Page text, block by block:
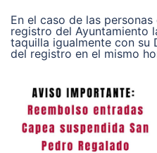
En el caso de las
registro del Ayuntamiento
taquilla igualmente con su
del registro en el mismo